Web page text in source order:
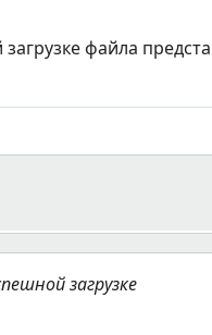
файла
загрузке